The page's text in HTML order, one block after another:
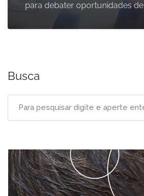
para debater oportunidades de
Busca